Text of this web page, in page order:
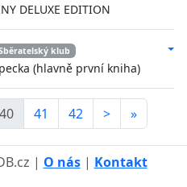
DELUXE EDITION
klub
(hlavně první kniha)
40 41 42 > »
| O nás| Kontakt